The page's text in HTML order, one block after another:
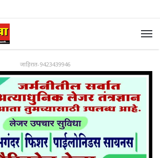
जाहिरात-9423439946